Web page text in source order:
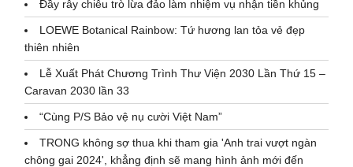
Đầy rẫy chiêu trò lừa đảo làm nhiệm vụ nhận tiền khủng
LOEWE Botanical Rainbow: Tứ hương lan tỏa vẻ đẹp
thiên nhiên
Lễ Xuất Phát Chương Trình Thư Viện 2030 Lần Thứ 15 –
Caravan 2030 lần 33
“Cùng P/S Bảo vệ nụ cười Việt Nam”
TRONG không sợ thua khi tham gia 'Anh trai vượt ngàn
chông gai 2024', khẳng định sẽ mang hình ảnh mới đến